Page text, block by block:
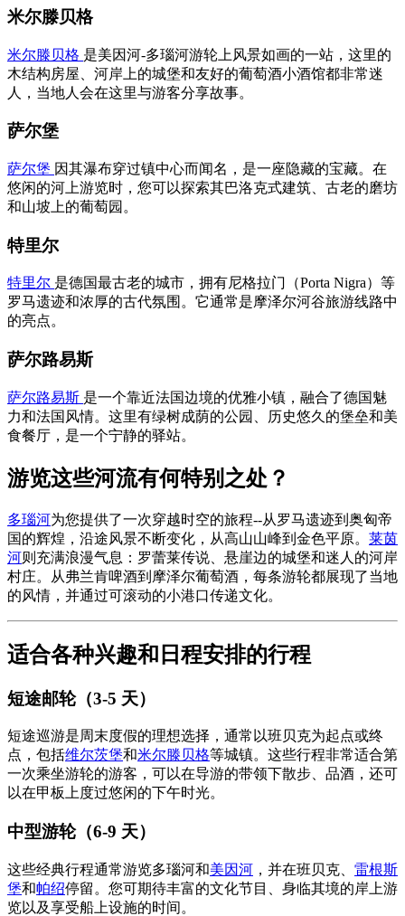
米尔滕贝格
米尔滕贝格 是美因河-多瑙河游轮上风景如画的一站，这里的
木结构房屋、河岸上的城堡和友好的葡萄酒小酒馆都非常迷
人，当地人会在这里与游客分享故事。
萨尔堡
萨尔堡 因其瀑布穿过镇中心而闻名，是一座隐藏的宝藏。在
悠闲的河上游览时，您可以探索其巴洛克式建筑、古老的磨坊
和山坡上的葡萄园。
特里尔
特里尔 是德国最古老的城市，拥有尼格拉门（Porta Nigra）等
罗马遗迹和浓厚的古代氛围。它通常是摩泽尔河谷旅游线路中
的亮点。
萨尔路易斯
萨尔路易斯 是一个靠近法国边境的优雅小镇，融合了德国魅
力和法国风情。这里有绿树成荫的公园、历史悠久的堡垒和美
食餐厅，是一个宁静的驿站。
游览这些河流有何特别之处？
多瑙河为您提供了一次穿越时空的旅程--从罗马遗迹到奥匈帝
国的辉煌，沿途风景不断变化，从高山山峰到金色平原。 莱茵
河则充满浪漫气息：罗蕾莱传说、悬崖边的城堡和迷人的河岸
村庄。从弗兰肯啤酒到摩泽尔葡萄酒，每条游轮都展现了当地
的风情，并通过可滚动的小港口传递文化。
适合各种兴趣和日程安排的行程
短途邮轮（3-5 天）
短途巡游是周末度假的理想选择，通常以班贝克为起点或终
点，包括维尔茨堡和米尔滕贝格等城镇。这些行程非常适合第
一次乘坐游轮的游客，可以在导游的带领下散步、品酒，还可
以在甲板上度过悠闲的下午时光。
中型游轮（6-9 天）
这些经典行程通常游览多瑙河和美因河 ，并在班贝克、 雷根斯
堡和帕绍停留。您可期待丰富的文化节目、身临其境的岸上游
览以及享受船上设施的时间。